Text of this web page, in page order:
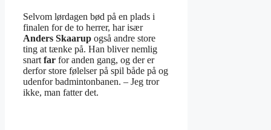
Selvom lørdagen bød på en plads i
finalen for de to herrer, har især
Anders Skaarup også andre store
ting at tænke på. Han bliver nemlig
snart far for anden gang, og der er
derfor store følelser på spil både på og
udenfor badmintonbanen. – Jeg tror
ikke, man fatter det.